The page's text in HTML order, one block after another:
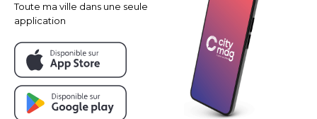
Toute ma ville dans une seule
application